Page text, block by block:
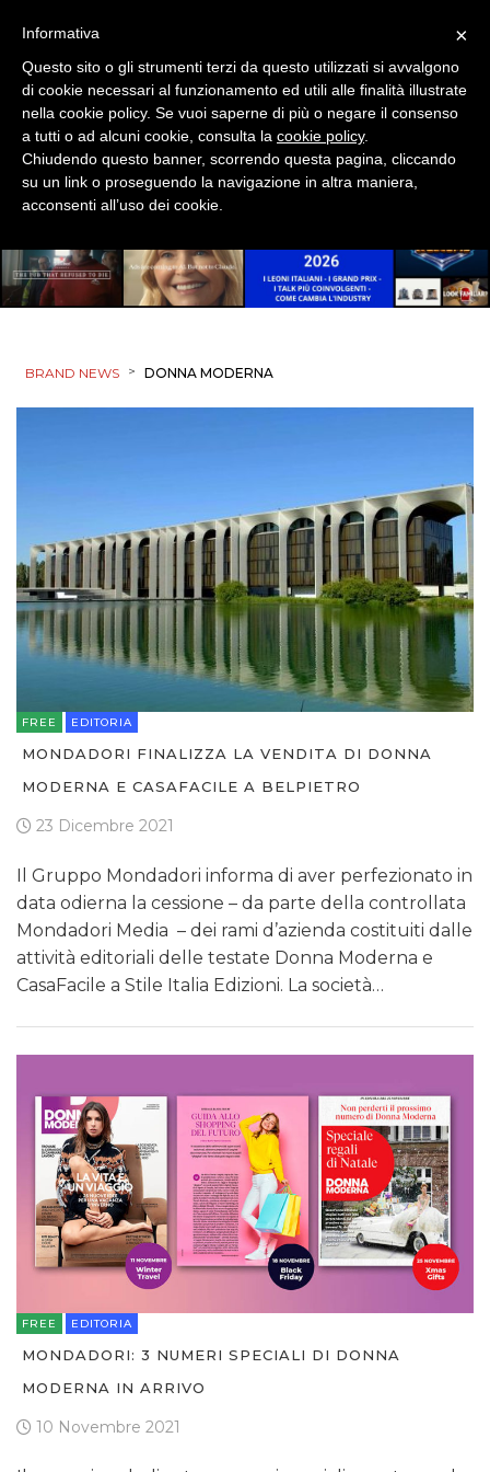
BRAND NEWS > DONNA MODERNA
FREE EDITORIA
MONDADORI FINALIZZA LA VENDITA DI DONNA
MODERNA E CASAFACILE A BELPIETRO
23 Dicembre 2021
Il Gruppo Mondadori informa di aver perfezionato in
data odierna la cessione – da parte della controllata
Mondadori Media – dei rami d’azienda costituiti dalle
attività editoriali delle testate Donna Moderna e
CasaFacile a Stile Italia Edizioni. La società…
FREE EDITORIA
MONDADORI: 3 NUMERI SPECIALI DI DONNA
MODERNA IN ARRIVO
10 Novembre 2021
×
Informativa
Questo sito o gli strumenti terzi da questo utilizzati si avvalgono
di cookie necessari al funzionamento ed utili alle finalità illustrate
nella cookie policy. Se vuoi saperne di più o negare il consenso
a tutti o ad alcuni cookie, consulta la cookie policy.
Chiudendo questo banner, scorrendo questa pagina, cliccando
su un link o proseguendo la navigazione in altra maniera,
acconsenti all’uso dei cookie.